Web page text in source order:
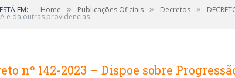
EM: Home » Publicações Oficiais » Decretos »
e da outras providencias
nº 142-2023 – Dispoe sobre